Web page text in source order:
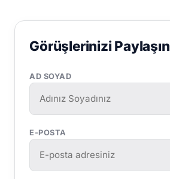
Görüşlerinizi Paylaşın
AD SOYAD
E-POSTA